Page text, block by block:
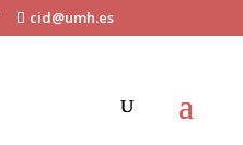
cid@umh.es